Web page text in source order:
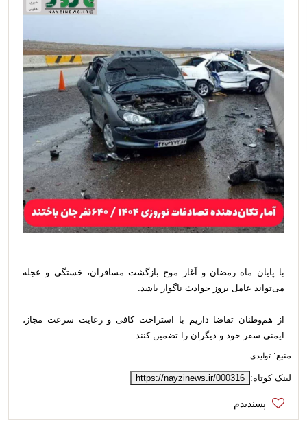
با پایان ماه رمضان و آغاز موج بازگشت مسافران، خستگی و عجله
می‌تواند عامل بروز حوادث ناگوار باشد.
از هم‌وطنان تقاضا داریم با استراحت کافی و رعایت سرعت مجاز،
ایمنی سفر خود و دیگران را تضمین کنند.
منبع: تولیدی
لینک کوتاه: https://nayzinews.ir/000316